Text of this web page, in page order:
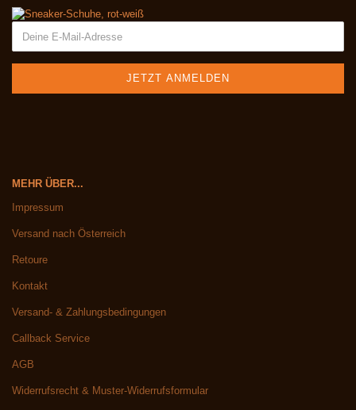
MEHR ÜBER...
Impressum
Versand nach Österreich
Retoure
Kontakt
Versand- & Zahlungsbedingungen
Callback Service
AGB
Widerrufsrecht & Muster-Widerrufsformular